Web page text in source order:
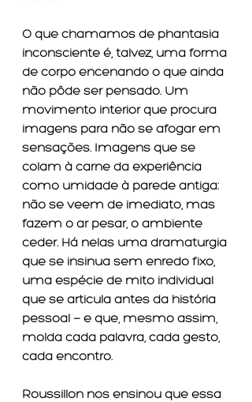
O que chamamos de phantasia
inconsciente é, talvez, uma forma
de corpo encenando o que ainda
não pôde ser pensado. Um
movimento interior que procura
imagens para não se afogar em
sensações. Imagens que se
colam à carne da experiência
como umidade à parede antiga:
não se veem de imediato, mas
fazem o ar pesar, o ambiente
ceder. Há nelas uma dramaturgia
que se insinua sem enredo fixo,
uma espécie de mito individual
que se articula antes da história
pessoal — e que, mesmo assim,
molda cada palavra, cada gesto,
cada encontro.
Roussillon nos ensinou que essa